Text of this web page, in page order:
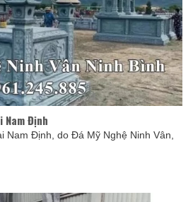
Nam Định
Nam Định, do Đá Mỹ Nghệ Ninh Vân,